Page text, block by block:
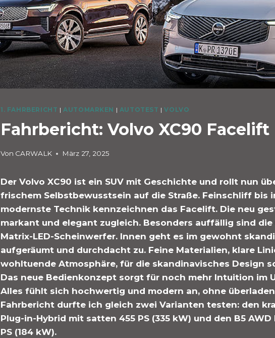
1. FAHRBERICHT | AUTOMARKEN | AUTOTEST |VOLVO
Fahrbericht: Volvo XC90 Facelift
Von CARWALK März 27, 2025
Der Volvo XC90 ist ein SUV mit Geschichte und rollt nun
frischem Selbstbewusstsein auf die Straße. Feinschliff bis
modernste Technik kennzeichnen das Facelift. Die neu
markant und elegant zugleich. Besonders auffällig sind
Matrix-LED-Scheinwerfer. Innen geht es im gewohnt
aufgeräumt und durchdacht zu. Feine Materialien, klare
wohltuende Atmosphäre, für die skandinavisches Design
Das neue Bedienkonzept sorgt für noch mehr Intuition im
Alles fühlt sich hochwertig und modern an, ohne
Fahrbericht durfte ich gleich zwei Varianten testen: den
Plug-in-Hybrid mit satten 455 PS (335 kW) und den B5
PS (184 kW).